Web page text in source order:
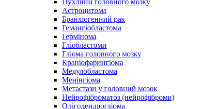
Пухлини головного мозку
Астроцитома
Бранхіогенний рак
Гемангіобластома
Гермінома
Гліобластоми
Гліома головного мозку
Краніофарингіома
Медулобластома
Менінгіома
Метастази у головний мозок
Нейрофіброматоз (нейрофіброми)
Олігодендрогліома